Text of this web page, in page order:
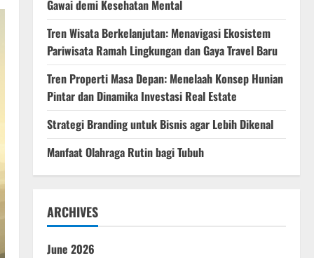
Gawai demi Kesehatan Mental
Tren Wisata Berkelanjutan: Menavigasi Ekosistem
Pariwisata Ramah Lingkungan dan Gaya Travel Baru
Tren Properti Masa Depan: Menelaah Konsep Hunian
Pintar dan Dinamika Investasi Real Estate
Strategi Branding untuk Bisnis agar Lebih Dikenal
Manfaat Olahraga Rutin bagi Tubuh
ARCHIVES
June 2026